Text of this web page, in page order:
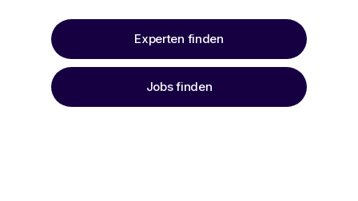
Experten finden
Jobs finden